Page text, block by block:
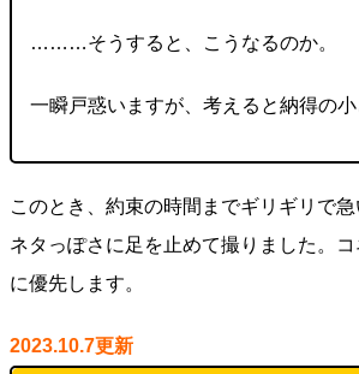
………そうすると、こうなるのか。
一瞬戸惑いますが、考えると納得の小
このとき、約束の時間までギリギリで
ネタっぽさに足を止めて撮りました。
に優先します。
2023.10.7更新